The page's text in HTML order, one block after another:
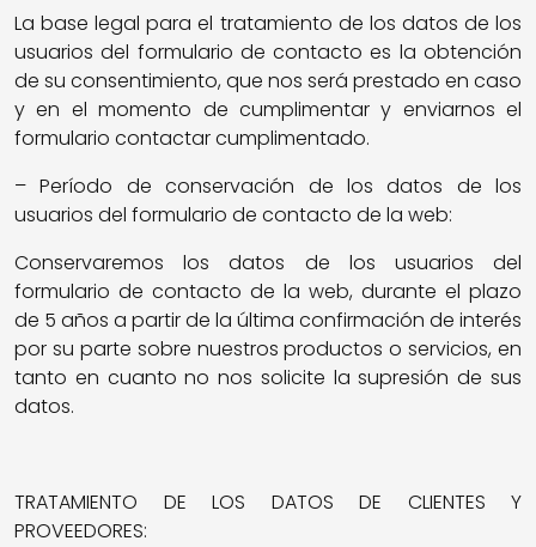
La base legal para el tratamiento de los datos de los
usuarios del formulario de contacto es la obtención
de su consentimiento, que nos será prestado en caso
y en el momento de cumplimentar y enviarnos el
formulario contactar cumplimentado.
– Período de conservación de los datos de los
usuarios del formulario de contacto de la web:
Conservaremos los datos de los usuarios del
formulario de contacto de la web, durante el plazo
de 5 años a partir de la última confirmación de interés
por su parte sobre nuestros productos o servicios, en
tanto en cuanto no nos solicite la supresión de sus
datos.
TRATAMIENTO DE LOS DATOS DE CLIENTES Y
PROVEEDORES: